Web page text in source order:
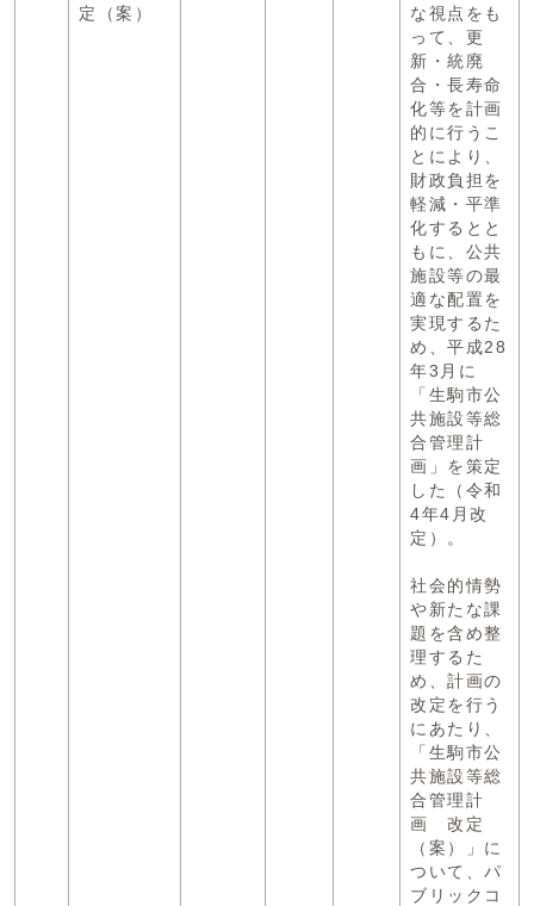
定（案）
な視点をも
って、更
新・統廃
合・長寿命
化等を計画
的に行うこ
とにより、
財政負担を
軽減・平準
化するとと
もに、公共
施設等の最
適な配置を
実現するた
め、平成28
年3月に
「生駒市公
共施設等総
合管理計
画」を策定
した（令和
4年4月改
定）。
社会的情勢
や新たな課
題を含め整
理するた
め、計画の
改定を行う
にあたり、
「生駒市公
共施設等総
合管理計
画 改定
（案）」に
ついて、パ
ブリックコ